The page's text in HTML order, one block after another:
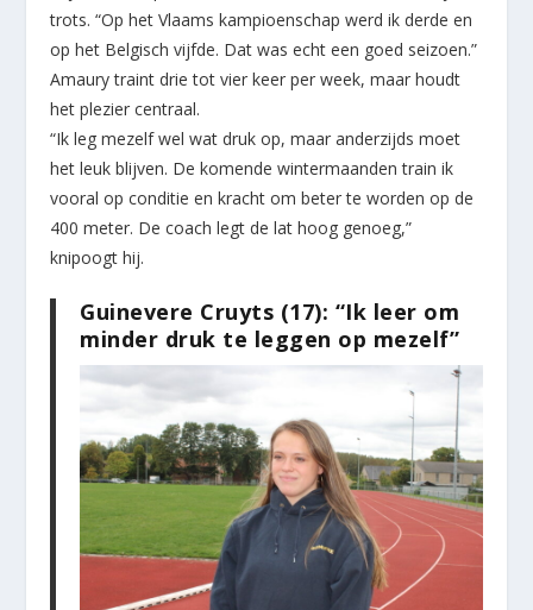
trots. “Op het Vlaams kampioenschap werd ik derde en
op het Belgisch vijfde. Dat was echt een goed seizoen.”
Amaury traint drie tot vier keer per week, maar houdt
het plezier centraal.
“Ik leg mezelf wel wat druk op, maar anderzijds moet
het leuk blijven. De komende wintermaanden train ik
vooral op conditie en kracht om beter te worden op de
400 meter. De coach legt de lat hoog genoeg,”
knipoogt hij.
Guinevere Cruyts (17): “Ik leer om
minder druk te leggen op mezelf”